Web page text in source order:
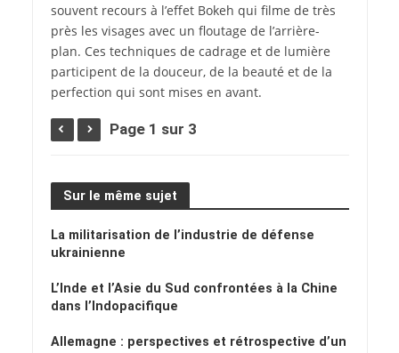
souvent recours à l’effet Bokeh qui filme de très
près les visages avec un floutage de l’arrière-
plan. Ces techniques de cadrage et de lumière
participent de la douceur, de la beauté et de la
perfection qui sont mises en avant.
Page 1 sur 3
Sur le même sujet
La militarisation de l’industrie de défense
ukrainienne
L’Inde et l’Asie du Sud confrontées à la Chine
dans l’Indopacifique
Allemagne : perspectives et rétrospective d’un